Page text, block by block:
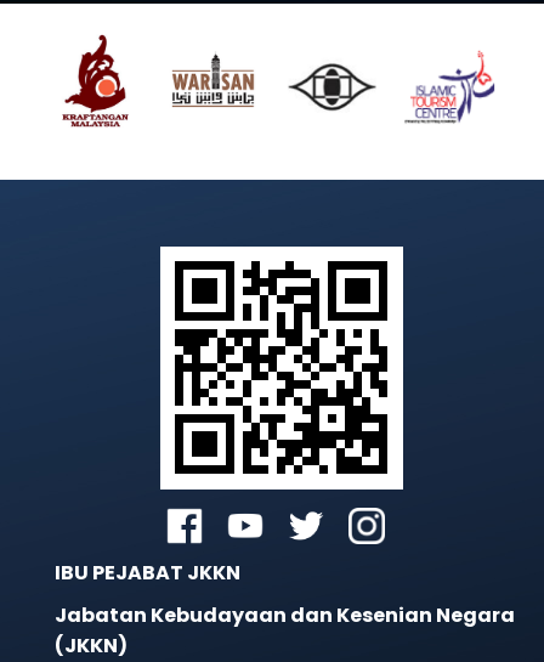
IBU PEJABAT JKKN
Jabatan Kebudayaan dan Kesenian Negara
(JKKN)